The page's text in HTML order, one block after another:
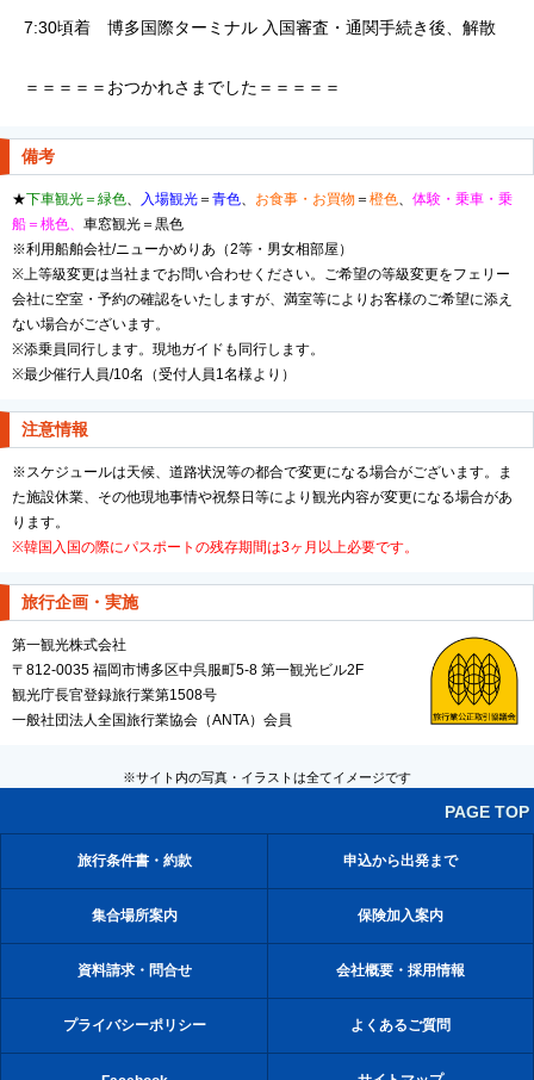
7:30頃着 博多国際ターミナル 入国審査・通関手続き後、解散
＝＝＝＝＝おつかれさまでした＝＝＝＝＝
備考
★下車観光＝緑色 入場観光 ＝ 青色 お食事・お買物 ＝ 橙色
体験・乗車・乗
船＝桃色、 車窓観光＝黒色
※利用船舶会社/ニューかめりあ （2等・男女相部屋）
※上等級変更は当社までお問い合わせください。ご希望の等級変更をフェリー
会社に空室・予約の確認をいたしますが、満室等によりお客様のご希望に添え
ない場合がございます。
※添乗員同行します。現地ガイドも同行します。
※最少催行人員/10名（受付人員1名様より）
注意情報
※スケジュールは天候、道路状況等の都合で変更になる場合がございます。ま
た施設休業、その他現地事情や祝祭日等により観光内容が変更になる場合があ
ります。
※韓国入国の際にパスポートの残存期間は3ヶ月以上必要です。
旅行企画・実施
第一観光株式会社
〒812-0035 福岡市博多区中呉服町5-8 第一観光ビル2F
観光庁長官登録旅行業第1508号
一般社団法人全国旅行業協会（ANTA）会員
PAGE TOP
※サイト内の写真・イラストは全てイメージです
旅行条件書・約款 申込から出発まで
集合場所案内 保険加入案内
資料請求・問合せ 会社概要・採用情報
プライバシーポリシー よくあるご質問